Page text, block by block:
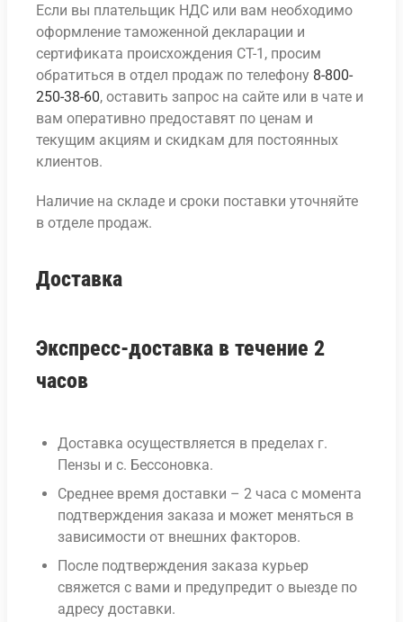
Если вы плательщик НДС или вам необходимо
оформление таможенной декларации и
сертификата происхождения СТ-1, просим
обратиться в отдел продаж по телефону 8-800-
250-38-60, оставить запрос на сайте или в чате и
вам оперативно предоставят по ценам и
текущим акциям и скидкам для постоянных
клиентов.
Наличие на складе и сроки поставки уточняйте
в отделе продаж.
Доставка
Экспресс-доставка в течение 2
часов
Доставка осуществляется в пределах г.
Пензы и с. Бессоновка.
Среднее время доставки – 2 часа с момента
подтверждения заказа и может меняться в
зависимости от внешних факторов.
После подтверждения заказа курьер
свяжется с вами и предупредит о выезде по
адресу доставки.